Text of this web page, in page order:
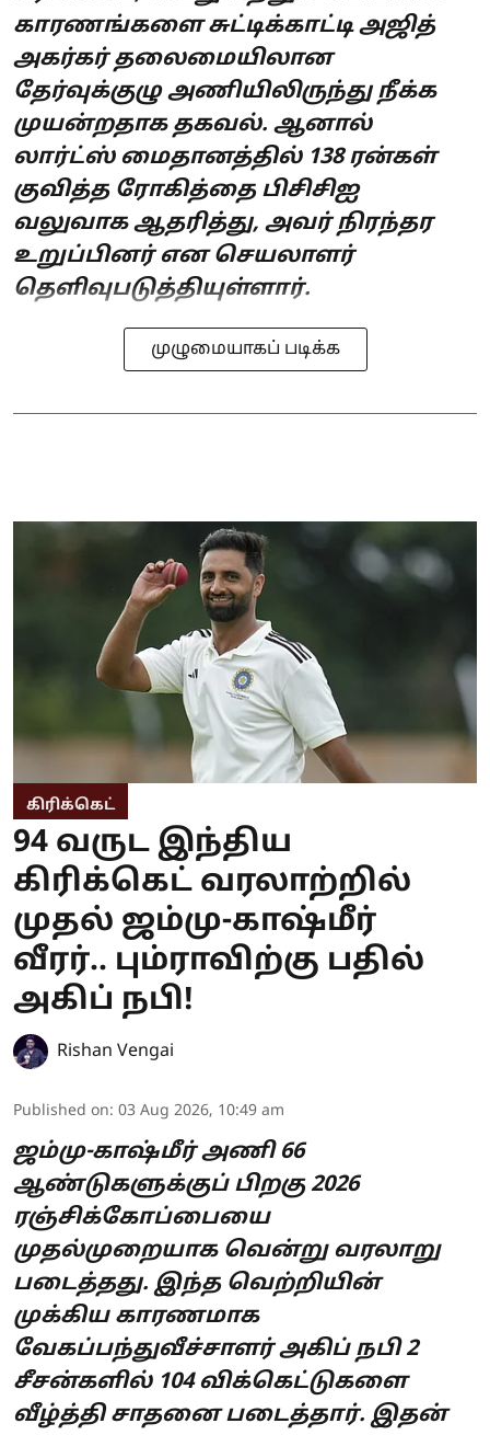
காரணங்களை சுட்டிக்காட்டி அஜித்
அகர்கர் தலைமையிலான
தேர்வுக்குழு அணியிலிருந்து நீக்க
முயன்றதாக தகவல். ஆனால்
லார்ட்ஸ் மைதானத்தில் 138 ரன்கள்
குவித்த ரோகித்தை பிசிசிஐ
வலுவாக ஆதரித்து, அவர் நிரந்தர
உறுப்பினர் என செயலாளர்
தெளிவுபடுத்தியுள்ளார்.
முழுமையாகப் படிக்க
கிரிக்கெட்
94 வருட இந்திய
கிரிக்கெட் வரலாற்றில்
முதல் ஜம்மு-காஷ்மீர்
வீரர்.. பும்ராவிற்கு பதில்
அகிப் நபி!
Rishan Vengai
Published on: 03 Aug 2026, 10:49 am
ஜம்மு-காஷ்மீர் அணி 66
ஆண்டுகளுக்குப் பிறகு 2026
ரஞ்சிக்கோப்பையை
முதல்முறையாக வென்று வரலாறு
படைத்தது. இந்த வெற்றியின்
முக்கிய காரணமாக
வேகப்பந்துவீச்சாளர் அகிப் நபி 2
சீசன்களில் 104 விக்கெட்டுகளை
வீழ்த்தி சாதனை படைத்தார். இதன்